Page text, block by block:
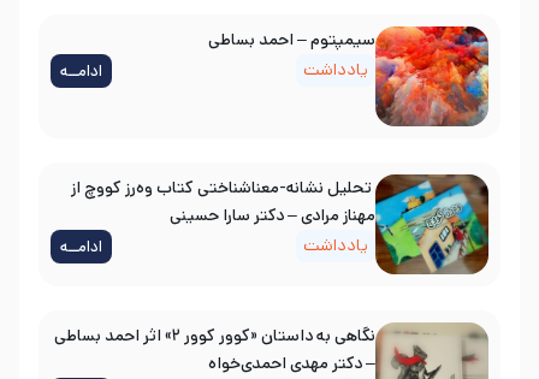
سیمپتوم – احمد بساطی
یادداشت
ادامــه
تحلیل نشانه-معناشناختی کتاب وه‌رز کووچ از
مهناز مرادی – دکتر سارا حسینی
یادداشت
ادامــه
نگاهی به داستان «کوور کوور ۲» اثر احمد بساطی
– دکتر مهدی احمدی‌خواه